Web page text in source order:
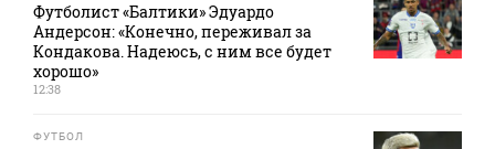
Футболист «Балтики» Эдуардо
Андерсон: «Конечно, переживал за
Кондакова. Надеюсь, с ним все будет
хорошо»
12:38
ФУТБОЛ